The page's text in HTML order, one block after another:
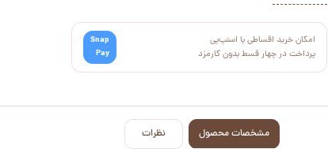
امکان خرید اقساطی با اسنپ‌پی
پرداخت در چهار قسط بدون کارمزد
Snap
Pay
مشخصات محصول نظرات